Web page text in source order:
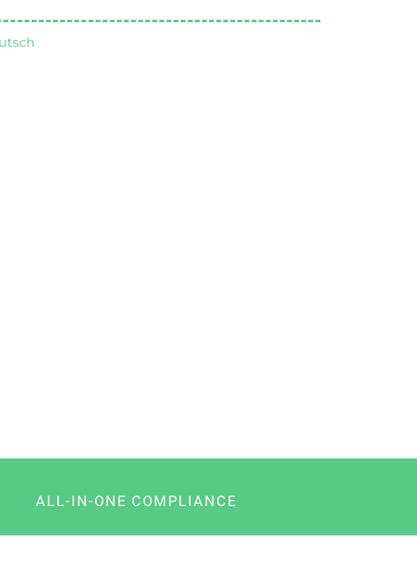
ALL-IN-ONE COMPLIANCE